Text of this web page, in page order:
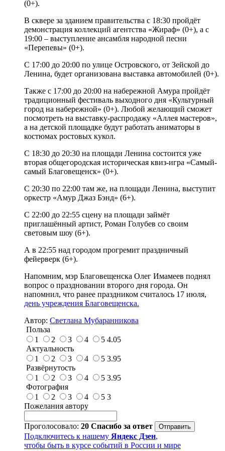
(0+).
В сквере за зданием правительства с 18:30 пройдёт
демонстрация коллекций агентства «Жираф» (0+), а с
19:00 – выступление ансамбля народной песни
«Перепевы» (0+).
С 17:00 до 20:00 по улице Островского, от Зейской до
Ленина, будет организована выставка автомобилей (0+).
Также с 17:00 до 20:00 на набережной Амура пройдёт
традиционный фестиваль выходного дня «Культурный
город на набережной» (0+). Любой желающий сможет
посмотреть на выставку-распродажу «Аллея мастеров»,
а на детской площадке будут работать аниматоры в
костюмах ростовых кукол.
С 18:30 до 20:30 на площади Ленина состоится уже
вторая общегородская историческая квиз-игра «Самый-
самый Благовещенск» (0+).
С 20:30 по 22:00 там же, на площади Ленина, выступит
оркестр «Амур Джаз Бэнд» (6+).
С 22:00 до 22:55 сцену на площади займёт
приглашённый артист, Роман Голубев со своим
световым шоу (6+).
А в 22:55 над городом прогремит праздничный
фейерверк (6+).
Напомним, мэр Благовещенска Олег Имамеев поднял
вопрос о праздновании второго дня города. Он
напомнил, что ранее праздником считалось 17 июля,
день учреждения Благовещенска.
Автор: Светлана Мубаранникова
Польза
1
2 3 4 5 4.05
Актуальность
1
2 3 4 5 3.95
Развёрнутость
1
2 3 4 5 3.95
Фотография
1
2 3 4 5 3
Пожелания автору
Проголосовало: 20 Спасибо за ответ
Подключитесь к нашему Яндекс Дзен,
чтобы быть в курсе событий в России и мире